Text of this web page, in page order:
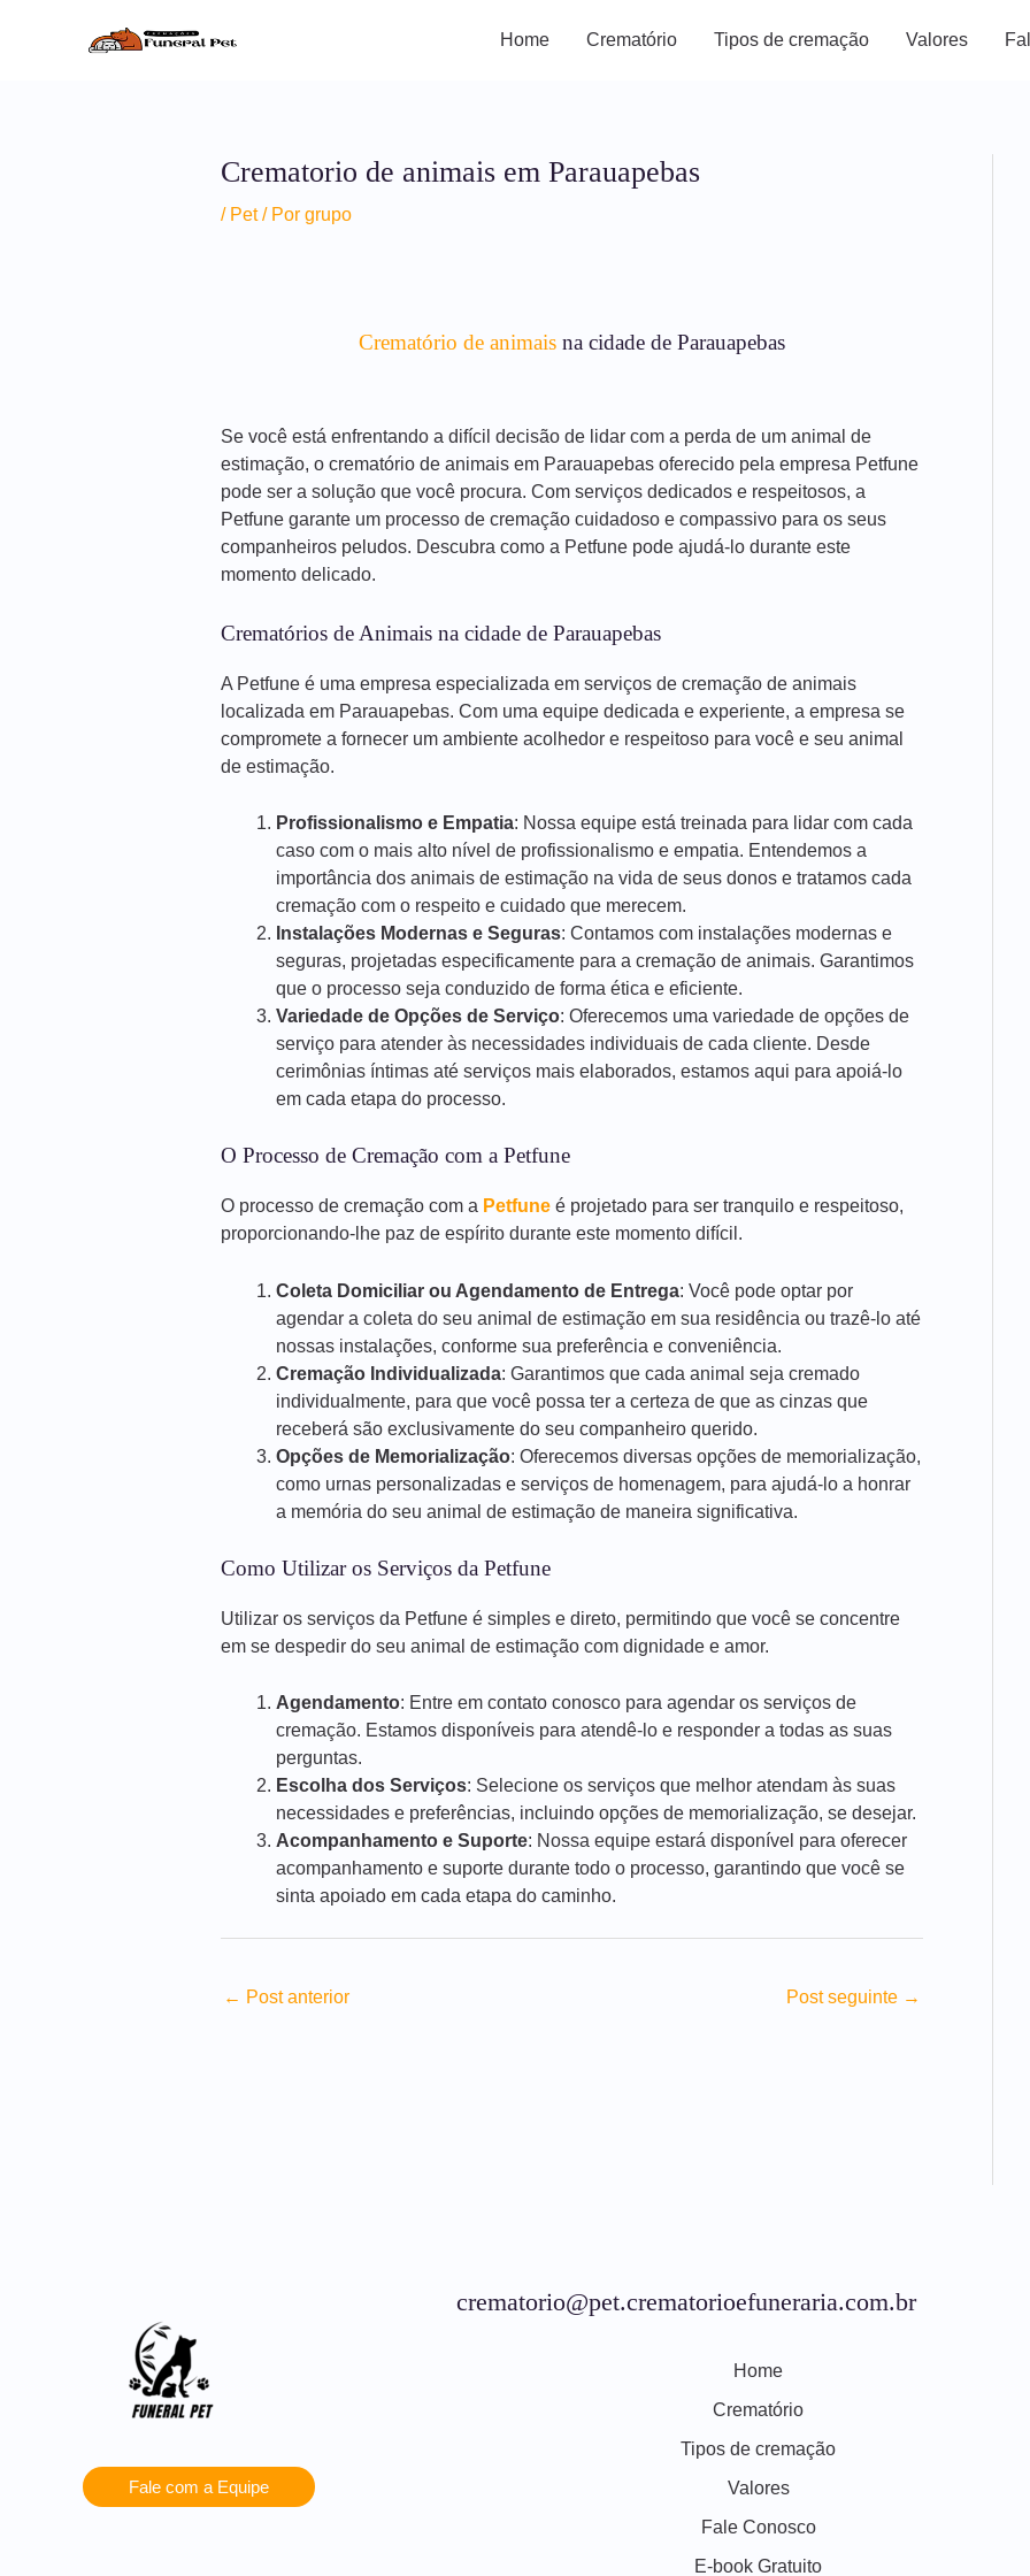
Home Crematório Tipos de cremação Valores
Crematorio de animais em Parauapebas
/ Pet/ Por grupo
Crematório de animais na cidade de Parauapebas
Se você está enfrentando a difícil decisão de lidar com a perda de um animal de
estimação, o crematório de animais em Parauapebas oferecido pela empresa Petfune
pode ser a solução que você procura. Com serviços dedicados e respeitosos, a
Petfune garante um processo de cremação cuidadoso e compassivo para os seus
companheiros peludos. Descubra como a Petfune pode ajudá-lo durante este
momento delicado.
Crematórios de Animais na cidade de Parauapebas
A Petfune é uma empresa especializada em serviços de cremação de animais
localizada em Parauapebas. Com uma equipe dedicada e experiente, a empresa se
compromete a fornecer um ambiente acolhedor e respeitoso para você e seu animal
de estimação.
Profissionalismo e Empatia: Nossa equipe está treinada para lidar com cada
caso com o mais alto nível de profissionalismo e empatia. Entendemos a
importância dos animais de estimação na vida de seus donos e tratamos cada
cremação com o respeito e cuidado que merecem.
Instalações Modernas e Seguras: Contamos com instalações modernas e
seguras, projetadas especificamente para a cremação de animais. Garantimos
que o processo seja conduzido de forma ética e eficiente.
Variedade de Opções de Serviço: Oferecemos uma variedade de opções de
serviço para atender às necessidades individuais de cada cliente. Desde
cerimônias íntimas até serviços mais elaborados, estamos aqui para apoiá-lo
em cada etapa do processo.
O Processo de Cremação com a Petfune
O processo de cremação com a Petfune é projetado para ser tranquilo e respeitoso,
proporcionando-lhe paz de espírito durante este momento difícil.
Coleta Domiciliar ou Agendamento de Entrega: Você pode optar por
agendar a coleta do seu animal de estimação em sua residência ou trazê-lo até
nossas instalações, conforme sua preferência e conveniência.
Cremação Individualizada: Garantimos que cada animal seja cremado
individualmente, para que você possa ter a certeza de que as cinzas que
receberá são exclusivamente do seu companheiro querido.
Opções de Memorialização: Oferecemos diversas opções de memorialização,
como urnas personalizadas e serviços de homenagem, para ajudá-lo a honrar
a memória do seu animal de estimação de maneira significativa.
Como Utilizar os Serviços da Petfune
Utilizar os serviços da Petfune é simples e direto, permitindo que você se concentre
em se despedir do seu animal de estimação com dignidade e amor.
Agendamento: Entre em contato conosco para agendar os serviços de
cremação. Estamos disponíveis para atendê-lo e responder a todas as suas
perguntas.
Escolha dos Serviços: Selecione os serviços que melhor atendam às suas
necessidades e preferências, incluindo opções de memorialização, se desejar.
Acompanhamento e Suporte: Nossa equipe estará disponível para oferecer
acompanhamento e suporte durante todo o processo, garantindo que você se
sinta apoiado em cada etapa do caminho.
navigation
← Post anterior Post seguinte →
Fale com a Equipe
crematorio@pet.crematorioefuneraria.com.br
Home
Crematório
Tipos de cremação
Valores
Fale Conosco
E-book Gratuito